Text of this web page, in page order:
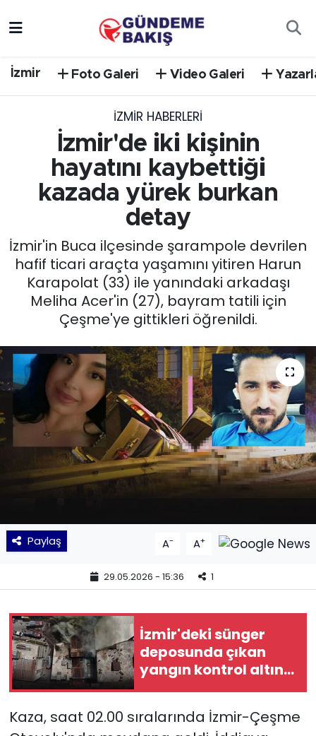
İzmir Foto Galeri Video Galeri
İZMIR HABERLERI
İzmir'de iki kişinin
hayatını kaybettiği
kazada yürek burkan
detay
İzmir'in Buca ilçesinde şarampole devrilen
hafif ticari araçta yaşamını yitiren Harun
Karapolat (33) ile yanındaki arkadaşı
Meliha Acer'in (27), bayram tatili için
Çeşme'ye gittikleri öğrenildi.
Paylaş A- A+
29.05.2026 - 15:36 1
İzmir'deki sünger
deposunda çıkan
yangın kontrol altına
alındı!
Kaza, saat 02.00 sıralarında İzmir-Çeşme
DÜNYA
EGE
EĞİTİM
English News
GÜNCEL
KÜLTÜR SANAT
MAGAZİN
POLİTİKA
SAĞLIK
Siyaset
SPOR
Yaşam
YEREL POLİTİKA
YEREL YÖNETİMLER
Trafik Durumu
Süper Lig Puan Durumu ve Fikstür
Tüm Manşetler
Haber Arşivi